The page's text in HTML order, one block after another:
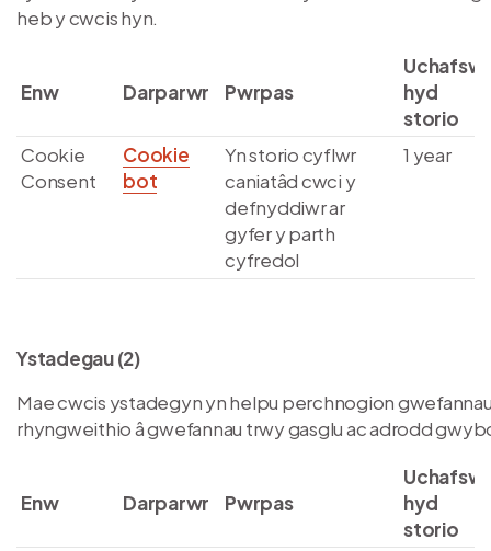
heb y cwcis hyn.
Enw Darparwr Pwrpas
hyd
storio
Cookie
Consent
Cookie
bot
Yn storio cyflwr
caniatâd cwci y
defnyddiwr ar
gyfer y parth
cyfredol
1 year
Ystadegau (2)
Mae cwcis ystadegyn yn helpu perchnogion
rhyngweithio â gwefannau trwy gasglu ac adrodd
Enw Darparwr Pwrpas
hyd
storio